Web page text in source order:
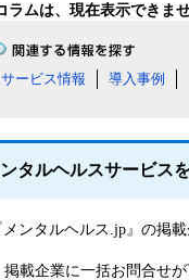
ラムは、現在表示できま
サービス情報 導入事例
ンタルヘルスサービス
メンタルヘルス.jp』の掲
掲載企業に一括お問合せ